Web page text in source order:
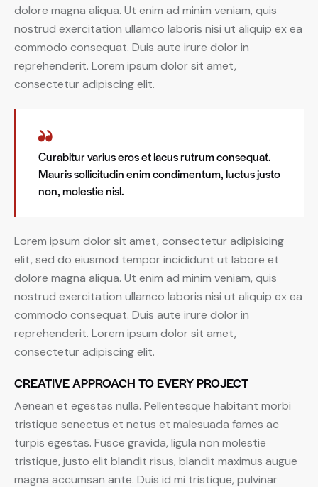
dolore magna aliqua. Ut enim ad minim veniam, quis
nostrud exercitation ullamco laboris nisi ut aliquip ex ea
commodo consequat. Duis aute irure dolor in
reprehenderit. Lorem ipsum dolor sit amet,
consectetur adipiscing elit.
Curabitur varius eros et lacus rutrum consequat.
Mauris sollicitudin enim condimentum, luctus justo
non, molestie nisl.
Lorem ipsum dolor sit amet, consectetur adipisicing
elit, sed do eiusmod tempor incididunt ut labore et
dolore magna aliqua. Ut enim ad minim veniam, quis
nostrud exercitation ullamco laboris nisi ut aliquip ex ea
commodo consequat. Duis aute irure dolor in
reprehenderit. Lorem ipsum dolor sit amet,
consectetur adipiscing elit.
CREATIVE APPROACH TO EVERY PROJECT
Aenean et egestas nulla. Pellentesque habitant morbi
tristique senectus et netus et malesuada fames ac
turpis egestas. Fusce gravida, ligula non molestie
tristique, justo elit blandit risus, blandit maximus augue
magna accumsan ante. Duis id mi tristique, pulvinar